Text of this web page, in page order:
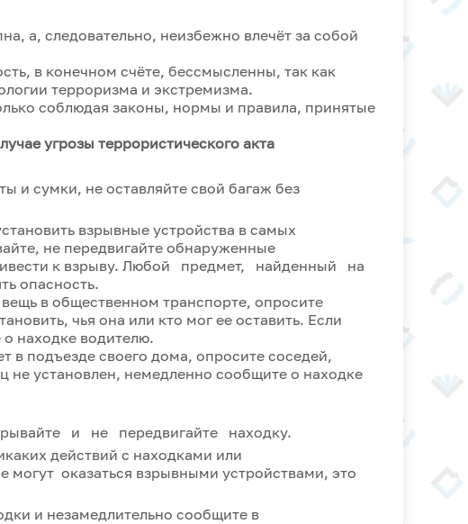
а, следовательно, неизбежно влечёт за собой
в конечном счёте, бессмысленны, так как
терроризма и экстремизма.
соблюдая законы, нормы и правила, принятые
угрозы террористического акта
и сумки, не оставляйте свой багаж без
взрывные устройства в самых
не передвигайте обнаруженные
к взрыву. Любой предмет, найденный на
опасность.
в общественном транспорте, опросите
чья она или кто мог ее оставить. Если
находке водителю.
в подъезде своего дома, опросите соседей,
установлен, немедленно сообщите о находке
и не передвигайте находку.
действий с находками или
оказаться взрывными устройствами, это
и незамедлительно сообщите в